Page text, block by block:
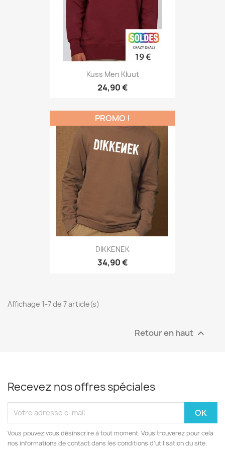
Kuss Men Kluut
24,90 €
DIKKENEK
34,90 €
PROMO !
Affichage 1-7 de 7 article(s)
Retour en haut 
Recevez nos offres spéciales
Vous pouvez vous désinscrire à tout moment. Vous trouverez pour cela
nos informations de contact dans les conditions d'utilisation du site.